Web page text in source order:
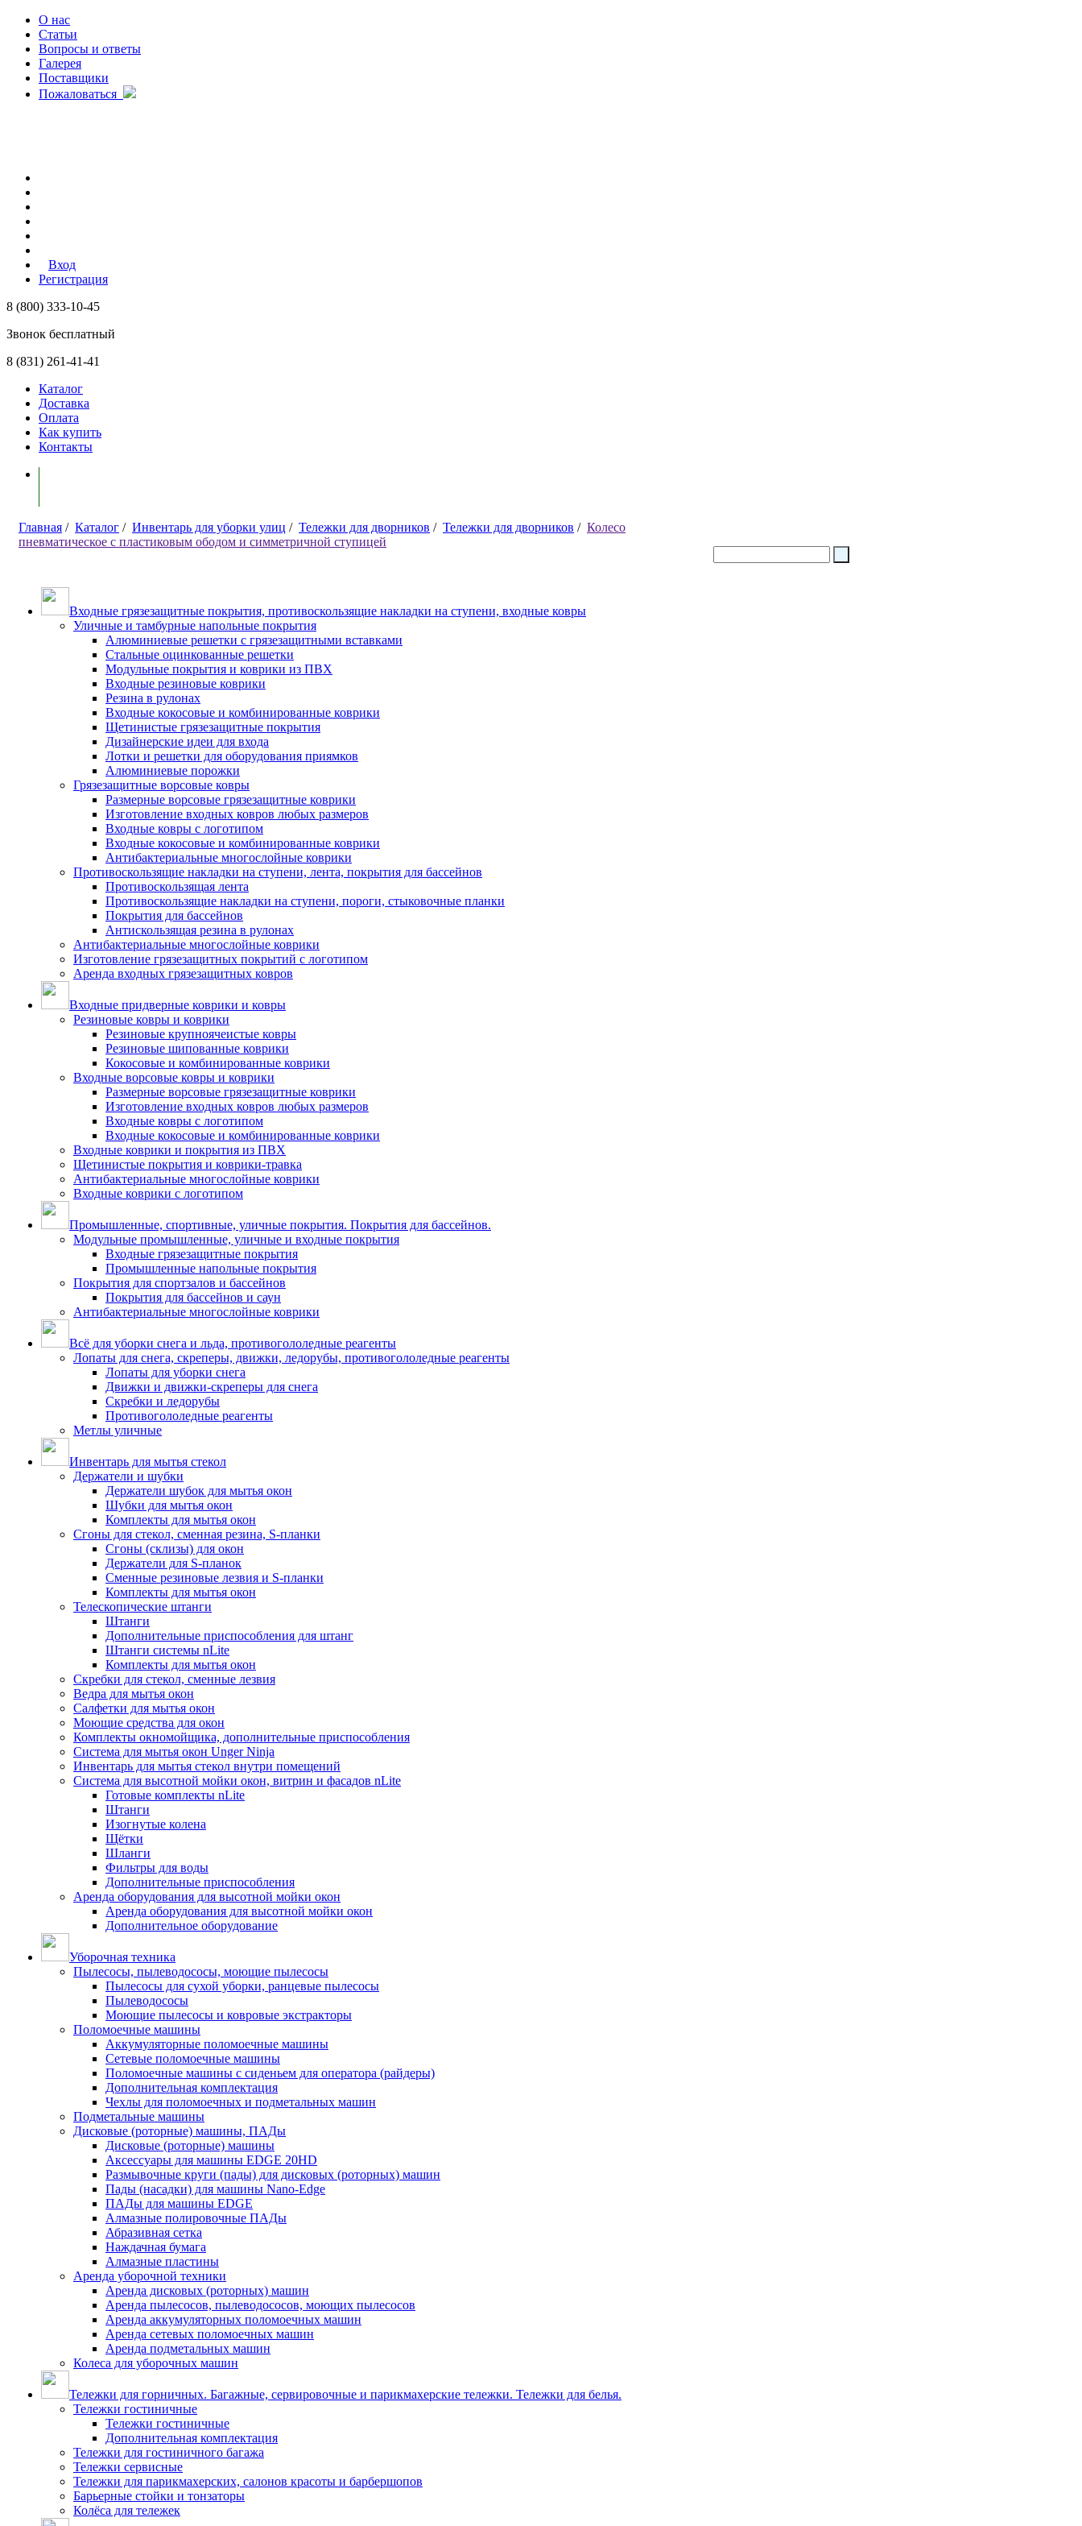
О нас
Статьи
Вопросы и ответы
Галерея
Поставщики
Пожаловаться
Вход
Регистрация
8 (800) 333-10-45
Звонок бесплатный
8 (831) 261-41-41
Каталог
Доставка
Оплата
Как купить
Контакты
Главная / Каталог / Инвентарь для уборки улиц / Тележки для дворников / Тележки для дворников / Колесо
пневматическое с пластиковым ободом и симметричной ступицей
Входные грязезащитные покрытия, противоскользящие накладки на ступени, входные ковры
Уличные и тамбурные напольные покрытия
Алюминиевые решетки с грязезащитными вставками
Стальные оцинкованные решетки
Модульные покрытия и коврики из ПВХ
Входные резиновые коврики
Резина в рулонах
Входные кокосовые и комбинированные коврики
Щетинистые грязезащитные покрытия
Дизайнерские идеи для входа
Лотки и решетки для оборудования приямков
Алюминиевые порожки
Грязезащитные ворсовые ковры
Размерные ворсовые грязезащитные коврики
Изготовление входных ковров любых размеров
Входные ковры с логотипом
Входные кокосовые и комбинированные коврики
Антибактериальные многослойные коврики
Противоскользящие накладки на ступени, лента, покрытия для бассейнов
Противоскользящая лента
Противоскользящие накладки на ступени, пороги, стыковочные планки
Покрытия для бассейнов
Антискользящая резина в рулонах
Антибактериальные многослойные коврики
Изготовление грязезащитных покрытий с логотипом
Аренда входных грязезащитных ковров
Входные придверные коврики и ковры
Резиновые ковры и коврики
Резиновые крупноячеистые ковры
Резиновые шипованные коврики
Кокосовые и комбинированные коврики
Входные ворсовые ковры и коврики
Размерные ворсовые грязезащитные коврики
Изготовление входных ковров любых размеров
Входные ковры с логотипом
Входные кокосовые и комбинированные коврики
Входные коврики и покрытия из ПВХ
Щетинистые покрытия и коврики-травка
Антибактериальные многослойные коврики
Входные коврики с логотипом
Промышленные, спортивные, уличные покрытия. Покрытия для бассейнов.
Модульные промышленные, уличные и входные покрытия
Входные грязезащитные покрытия
Промышленные напольные покрытия
Покрытия для спортзалов и бассейнов
Покрытия для бассейнов и саун
Антибактериальные многослойные коврики
Всё для уборки снега и льда, противогололедные реагенты
Лопаты для снега, скреперы, движки, ледорубы, противогололедные реагенты
Лопаты для уборки снега
Движки и движки-скреперы для снега
Скребки и ледорубы
Противогололедные реагенты
Метлы уличные
Инвентарь для мытья стекол
Держатели и шубки
Держатели шубок для мытья окон
Шубки для мытья окон
Комплекты для мытья окон
Сгоны для стекол, сменная резина, S-планки
Сгоны (склизы) для окон
Держатели для S-планок
Сменные резиновые лезвия и S-планки
Комплекты для мытья окон
Телескопические штанги
Штанги
Дополнительные приспособления для штанг
Штанги системы nLite
Комплекты для мытья окон
Скребки для стекол, сменные лезвия
Ведра для мытья окон
Салфетки для мытья окон
Моющие средства для окон
Комплекты окномойщика, дополнительные приспособления
Система для мытья окон Unger Ninja
Инвентарь для мытья стекол внутри помещений
Система для высотной мойки окон, витрин и фасадов nLite
Готовые комплекты nLite
Штанги
Изогнутые колена
Щётки
Шланги
Фильтры для воды
Дополнительные приспособления
Аренда оборудования для высотной мойки окон
Аренда оборудования для высотной мойки окон
Дополнительное оборудование
Уборочная техника
Пылесосы, пылеводососы, моющие пылесосы
Пылесосы для сухой уборки, ранцевые пылесосы
Пылеводососы
Моющие пылесосы и ковровые экстракторы
Поломоечные машины
Аккумуляторные поломоечные машины
Сетевые поломоечные машины
Поломоечные машины с сиденьем для оператора (райдеры)
Дополнительная комплектация
Чехлы для поломоечных и подметальных машин
Подметальные машины
Дисковые (роторные) машины, ПАДы
Дисковые (роторные) машины
Аксессуары для машины EDGE 20HD
Размывочные круги (пады) для дисковых (роторных) машин
Пады (насадки) для машины Nano-Edge
ПАДы для машины EDGE
Алмазные полировочные ПАДы
Абразивная сетка
Наждачная бумага
Алмазные пластины
Аренда уборочной техники
Аренда дисковых (роторных) машин
Аренда пылесосов, пылеводососов, моющих пылесосов
Аренда аккумуляторных поломоечных машин
Аренда сетевых поломоечных машин
Аренда подметальных машин
Колеса для уборочных машин
Тележки для горничных. Багажные, сервировочные и парикмахерские тележки. Тележки для белья.
Тележки гостиничные
Тележки гостиничные
Дополнительная комплектация
Тележки для гостиничного багажа
Тележки сервисные
Тележки для парикмахерских, салонов красоты и барбершопов
Барьерные стойки и тонзаторы
Колёса для тележек